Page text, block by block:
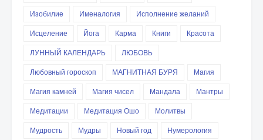
Изобилие
Именалогия
Исполнение желаний
Исцеление
Йога Карма Книги
Красота
ЛУННЫЙ КАЛЕНДАРЬ
ЛЮБОВЬ
Любовный гороскоп
МАГНИТНАЯ БУРЯ
Магия
Магия камней
Магия чисел Мандала
Мантры
Медитации
Медитация Ошо
Молитвы
Мудрость
Мудры Новый год
Нумерология